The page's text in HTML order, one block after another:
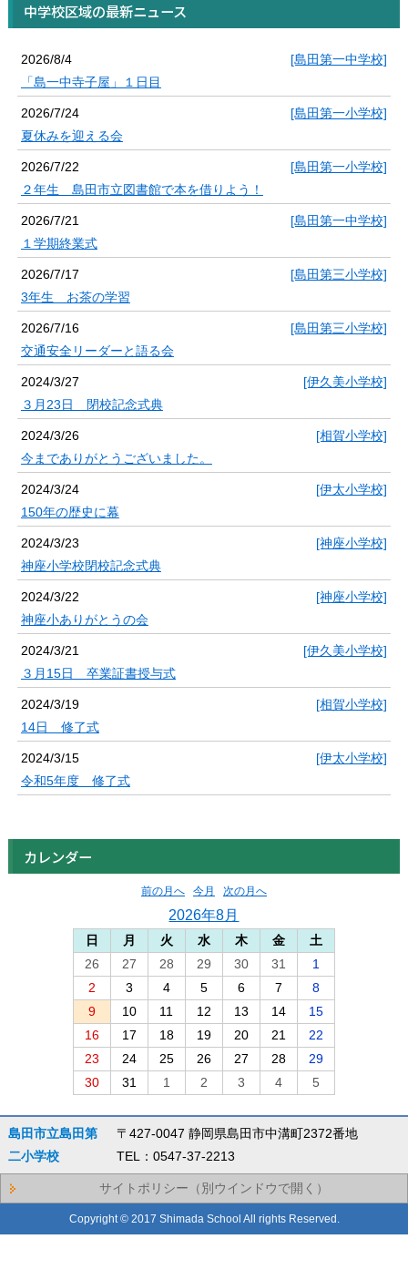
中学校区域の最新ニュース
2026/8/4
[島田第一中学校]
「島一中寺子屋」１日目
2026/7/24
[島田第一小学校]
夏休みを迎える会
2026/7/22
[島田第一小学校]
２年生 島田市立図書館で本を借りよう！
2026/7/21
[島田第一中学校]
１学期終業式
2026/7/17
[島田第三小学校]
3年生 お茶の学習
2026/7/16
[島田第三小学校]
交通安全リーダーと語る会
2024/3/27
[伊久美小学校]
３月23日 閉校記念式典
2024/3/26
[相賀小学校]
今までありがとうございました。
2024/3/24
[伊太小学校]
150年の歴史に幕
2024/3/23
[神座小学校]
神座小学校閉校記念式典
2024/3/22
[神座小学校]
神座小ありがとうの会
2024/3/21
[伊久美小学校]
３月15日 卒業証書授与式
2024/3/19
[相賀小学校]
14日 修了式
2024/3/15
[伊太小学校]
令和5年度 修了式
カレンダー
前の月へ 今月 次の月へ
2026年8月
日 月 火 水 木 金
土
26
27 28 29 30 31
1
2
3 4 5 6 7
8
9
10 11 12 13 14
15
16
17 18 19 20 21
22
23
24 25 26 27 28
29
30
31 1 2 3 4 5
島田市立島田第
二小学校
〒427-0047 静岡県島田市中溝町2372番地
TEL：0547-37-2213
サイトポリシー（別ウインドウで開く）
Copyright © 2017 Shimada School All rights Reserved.